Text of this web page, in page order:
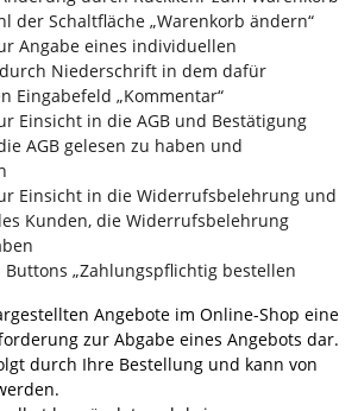
der Schaltfläche „Warenkorb ändern“
Angabe eines individuellen
Niederschrift in dem dafür
Eingabefeld „Kommentar“
Einsicht in die AGB und Bestätigung
AGB gelesen zu haben und
Einsicht in die Widerrufsbelehrung und
Kunden, die Widerrufsbelehrung
Buttons „Zahlungspflichtig bestellen
Angebote im Online-Shop eine
zur Abgabe eines Angebots dar.
durch Ihre Bestellung und kann von